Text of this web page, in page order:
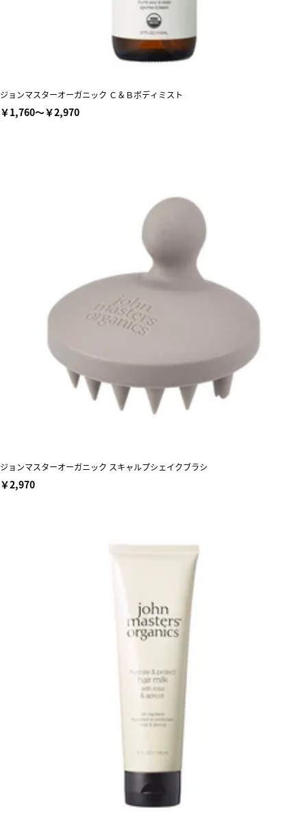
ジョンマスターオーガニック Ｃ＆Ｂボディミスト
￥1,760～￥2,970
ジョンマスターオーガニック スキャルプシェイクブラシ
￥2,970